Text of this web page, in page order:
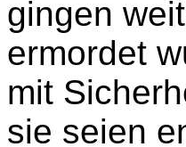
gingen
ermordet
mit
sie seien